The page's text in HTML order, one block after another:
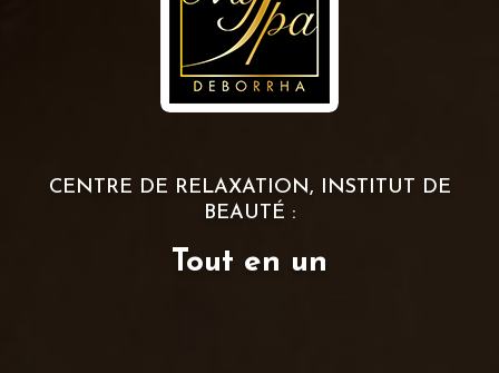
CENTRE DE RELAXATION, INSTITUT DE
BEAUTÉ :
Tout en un